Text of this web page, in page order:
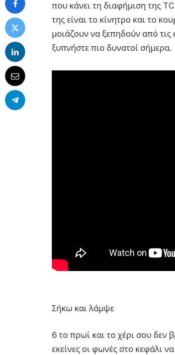
που κάνει τη διαφήμιση της
της είναι το κίνητρο και το
μοιάζουν να ξεπηδούν από
ξυπνήστε πιο δυνατοί σήμερα.
Σήκω και λάμψε
6 το πρωί και το χέρι σου δεν
εκείνες οι φωνές στο κεφάλι